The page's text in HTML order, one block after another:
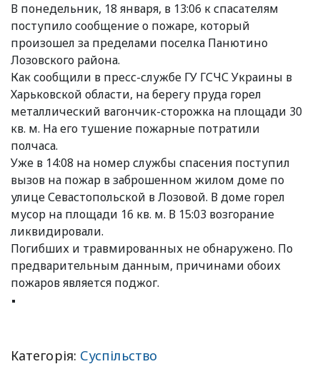
В понедельник, 18 января, в 13:06 к спасателям
поступило сообщение о пожаре, который
произошел за пределами поселка Панютино
Лозовского района.
Как сообщили в пресс-службе ГУ ГСЧС Украины в
Харьковской области, на берегу пруда горел
металлический вагончик-сторожка на площади 30
кв. м. На его тушение пожарные потратили
полчаса.
Уже в 14:08 на номер службы спасения поступил
вызов на пожар в заброшенном жилом доме по
улице Севастопольской в Лозовой. В доме горел
мусор на площади 16 кв. м. В 15:03 возгорание
ликвидировали.
Погибших и травмированных не обнаружено. По
предварительным данным, причинами обоих
пожаров является поджог.
Категорія: Суспільство